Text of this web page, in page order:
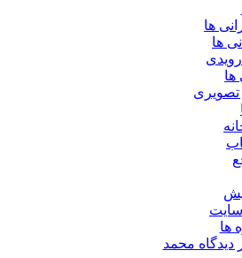
ها
ها
ها
سايت
ها
ديدگاه محمد